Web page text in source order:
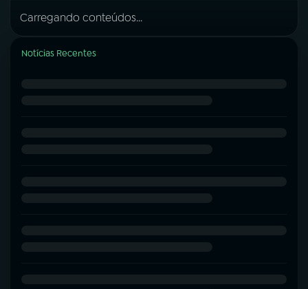
Carregando conteúdos...
Notícias Recentes